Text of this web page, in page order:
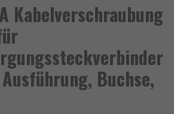
Kabelverschraubung
Buchse,